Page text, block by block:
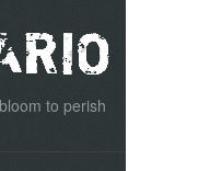
to perish